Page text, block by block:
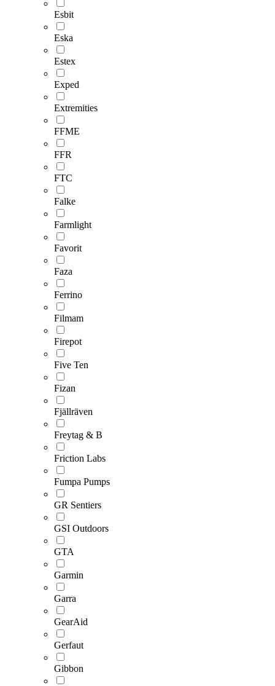
Esbit
Eska
Estex
Exped
Extremities
FFME
FFR
FTC
Falke
Farmlight
Favorit
Faza
Ferrino
Filmam
Firepot
Five Ten
Fizan
Fjällräven
Freytag & B
Friction Labs
Fumpa Pumps
GR Sentiers
GSI Outdoors
GTA
Garmin
Garra
GearAid
Gerfaut
Gibbon